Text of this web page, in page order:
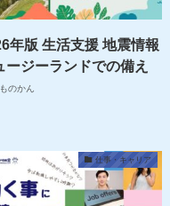
年版 生活支援 地震情報
ージーランドでの備え
ものかん
仕事・キャリア